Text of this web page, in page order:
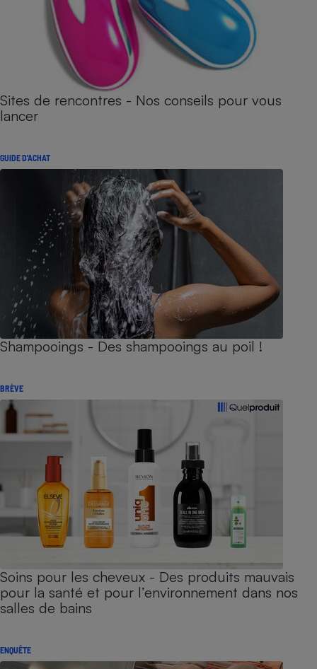
Sites de rencontres - Nos conseils pour vous
lancer
GUIDE D'ACHAT
Shampooings - Des shampooings au poil !
BRÈVE
Soins pour les cheveux - Des produits mauvais
pour la santé et pour l’environnement dans nos
salles de bains
ENQUÊTE